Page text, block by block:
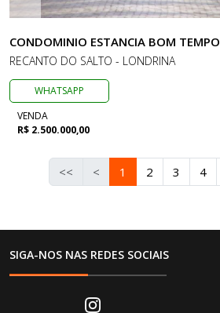
CONDOMINIO ESTANCIA BOM TEMPO
RECANTO DO SALTO - LONDRINA
WHATSAPP
VENDA
R$ 2.500.000,00
<< < 1 2 3 4
SIGA-NOS NAS REDES SOCIAIS